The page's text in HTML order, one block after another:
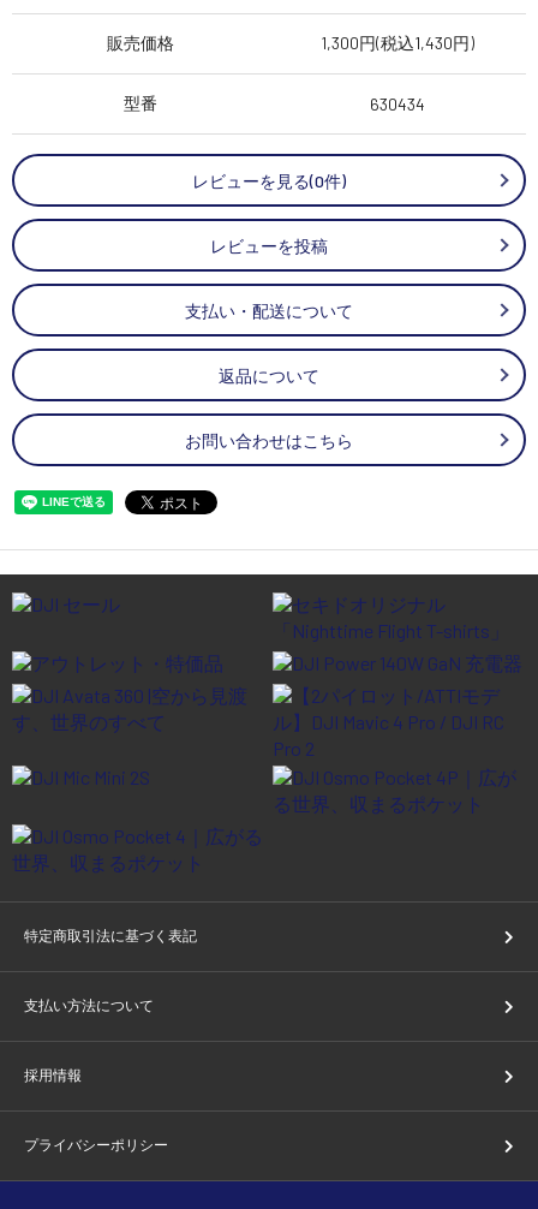
販売価格 1,300円(税込1,430円)
型番 630434
レビューを見る(0件)
レビューを投稿
支払い・配送について
返品について
お問い合わせはこちら
特定商取引法に基づく表記
支払い方法について
採用情報
プライバシーポリシー